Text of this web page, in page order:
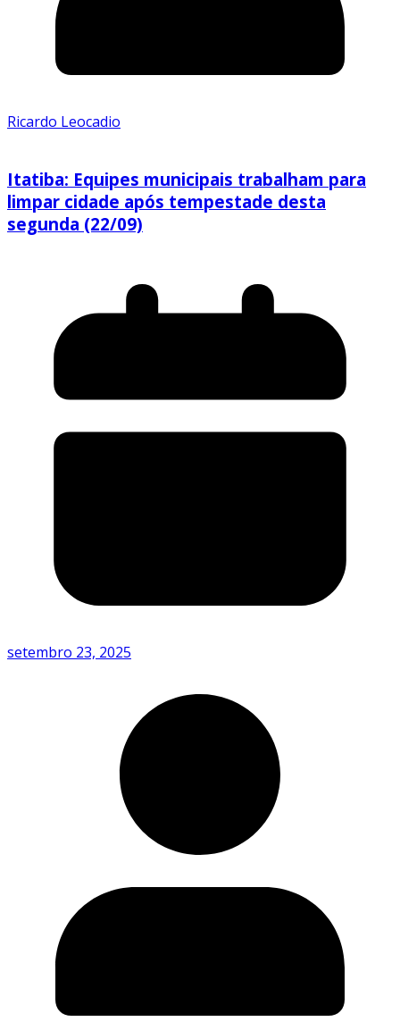
Ricardo Leocadio
Itatiba: Equipes municipais trabalham para
limpar cidade após tempestade desta
segunda (22/09)
setembro 23, 2025